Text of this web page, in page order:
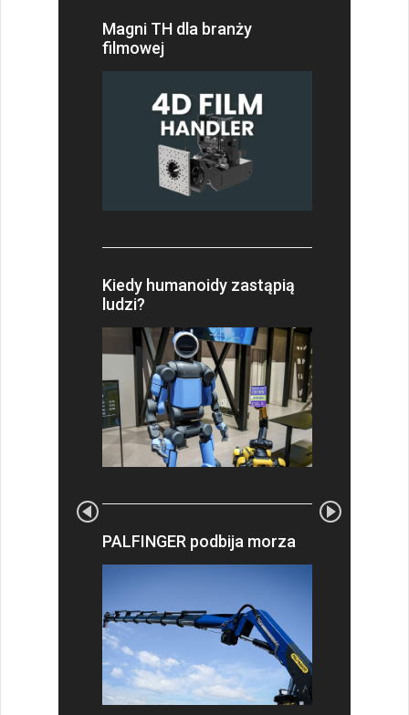
Magni TH dla branży
filmowej
Kiedy humanoidy zastąpią
ludzi?
PALFINGER podbija morza